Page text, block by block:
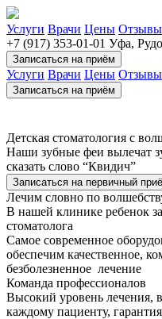
Услуги Врачи Цены Отзывы
+7 (917) 353-01-01 Уфа,
Записаться на приём
Услуги Врачи Цены Отзывы
Записаться на приём
Детская стоматология с
Наши зубные феи вылечат
сказать слово “Квидич”
Записаться на первичный
Лечим словно по
В нашей клинике ребенок
стоматолога
Самое современное
обеспечим качественное,
безболезненное лечение
Команда профессионалов
Высокий уровень лечения,
каждому пациенту,